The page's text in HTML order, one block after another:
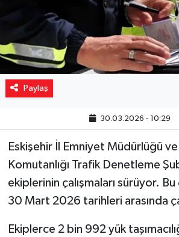
Paylaş
30.03.2026 - 10:29
Eskişehir İl Emniyet Müdürlüğü ve
Komutanlığı Trafik Denetleme
ekiplerinin çalışmaları sürüyor.
30 Mart 2026 tarihleri arasında
Ekiplerce 2 bin 992 yük